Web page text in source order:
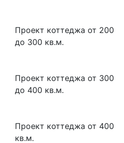
Проект коттеджа от 200
до 300 кв.м.
Проект коттеджа от 300
до 400 кв.м.
Проект коттеджа от 400
кв.м.